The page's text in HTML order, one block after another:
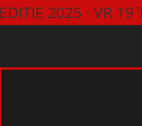
EDITIE 2025 ·VR 19